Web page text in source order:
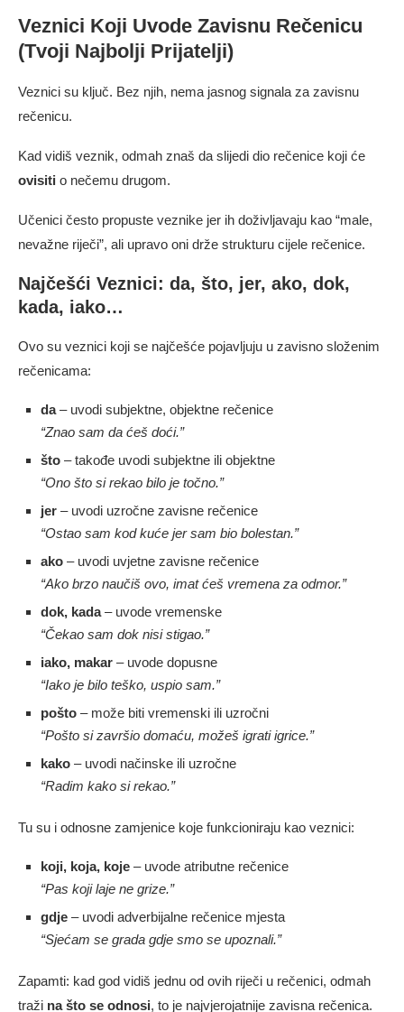
Veznici Koji Uvode Zavisnu Rečenicu
(Tvoji Najbolji Prijatelji)
Veznici su ključ. Bez njih, nema jasnog signala za zavisnu
rečenicu.
Kad vidiš veznik, odmah znaš da slijedi dio rečenice koji će
ovisiti o nečemu drugom.
Učenici često propuste veznike jer ih doživljavaju kao “male,
nevažne riječi”, ali upravo oni drže strukturu cijele rečenice.
Najčešći Veznici: da, što, jer, ako, dok,
kada, iako…
Ovo su veznici koji se najčešće pojavljuju u zavisno složenim
rečenicama:
da– uvodi subjektne, objektne rečenice
“Znao sam da ćeš doći.”
što – takođe uvodi subjektne ili objektne
“Ono što si rekao bilo je točno.”
jer – uvodi uzročne zavisne rečenice
“Ostao sam kod kuće jer sam bio bolestan.”
ako – uvodi uvjetne zavisne rečenice
“Ako brzo naučiš ovo, imat ćeš vremena za odmor.”
dok, kada– uvode vremenske
“Čekao sam dok nisi stigao.”
iako, makar – uvode dopusne
“Iako je bilo teško, uspio sam.”
pošto – može biti vremenski ili uzročni
“Pošto si završio domaću, možeš igrati igrice.”
kako – uvodi načinske ili uzročne
“Radim kako si rekao.”
Tu su i odnosne zamjenice koje funkcioniraju kao veznici:
koji, koja, koje – uvode atributne rečenice
“Pas koji laje ne grize.”
gdje – uvodi adverbijalne rečenice mjesta
“Sjećam se grada gdje smo se upoznali.”
Zapamti: kad god vidiš jednu od ovih riječi u rečenici, odmah
traži na što se odnosi, to je najvjerojatnije zavisna rečenica.